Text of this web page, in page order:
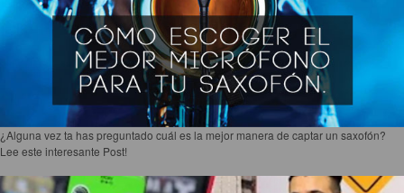
¿Alguna vez ta has preguntado cuál es la mejor manera de captar un saxofón?
Lee este interesante Post!